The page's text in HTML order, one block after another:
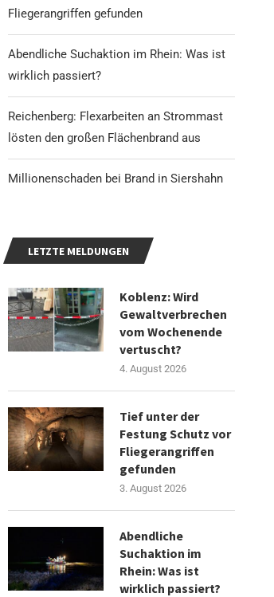
Fliegerangriffen gefunden
Abendliche Suchaktion im Rhein: Was ist
wirklich passiert?
Reichenberg: Flexarbeiten an Strommast
lösten den großen Flächenbrand aus
Millionenschaden bei Brand in Siershahn
LETZTE MELDUNGEN
Koblenz: Wird
Gewaltverbrechen
vom Wochenende
vertuscht?
4. August 2026
Tief unter der
Festung Schutz vor
Fliegerangriffen
gefunden
3. August 2026
Abendliche
Suchaktion im
Rhein: Was ist
wirklich passiert?